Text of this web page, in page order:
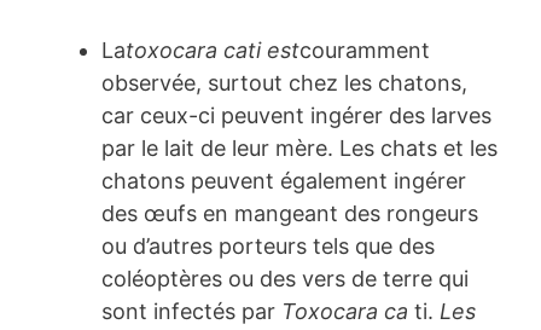
Latoxocara cati estcouramment
observée, surtout chez les chatons,
car ceux-ci peuvent ingérer des larves
par le lait de leur mère. Les chats et les
chatons peuvent également ingérer
des œufs en mangeant des rongeurs
ou d’autres porteurs tels que des
coléoptères ou des vers de terre qui
sont infectés par Toxocara ca ti. Les